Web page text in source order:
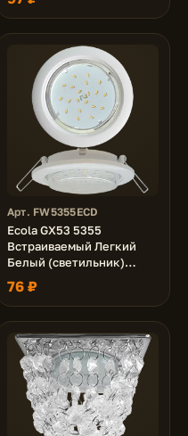
Арт. FW5355ECD
Ecola GX53 5355
Встраиваемый Легкий
Белый (светильник)
25x106
76 ₽